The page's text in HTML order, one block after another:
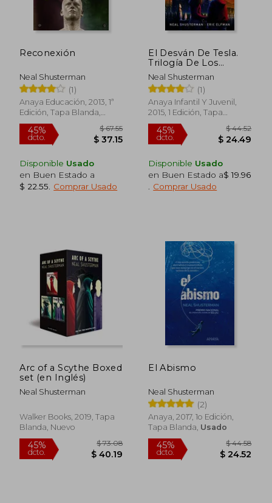
45% $ 43.28 45%
Reconexión
Neal Shusterman
(1)
Anaya Educación, 2013, 1ª
Edición, Tapa Blanda,
Nuevo
45%
Disponible Usado
en Buen Estado a
$ 22.55
Comprar Usado
El Desván De Tesla.
Trilogía De Los
Accelerati - Libro 1
(libros Para Jóvenes -
Libros De Consumo)
Neal Shusterman
(1)
Anaya Infantil Y Juvenil,
2015, 1 Edición, Tapa
Blanda, Nuevo
45%
dcto.
Disponible Usado
en Buen Estado a$ 19.96
Comprar Usado
Arc of a Scythe Boxed
set (en Inglés)
Neal Shusterman
Walker Books, 2019, Tapa
Blanda, Nuevo
El Abismo
Neal Shusterman
(2)
Anaya, 2017, 1o Edición,
Tapa Blanda, Usado